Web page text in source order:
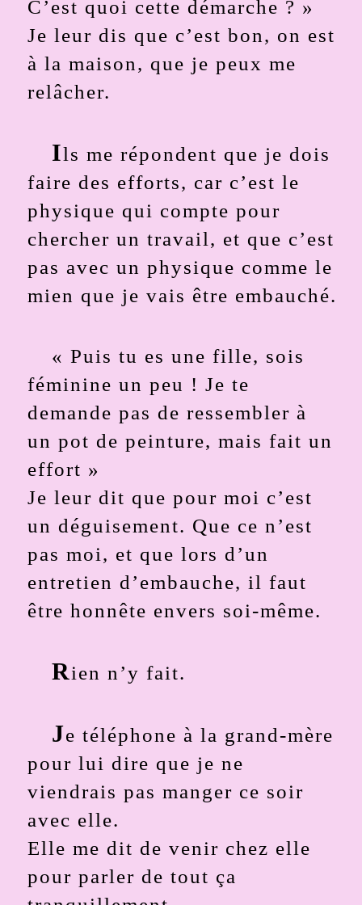
C’est quoi cette démarche ? »
Je leur dis que c’est bon, on est
à la maison, que je peux me
relâcher.
Ils me répondent que je dois
faire des efforts, car c’est le
physique qui compte pour
chercher un travail, et que c’est
pas avec un physique comme le
mien que je vais être embauché.
« Puis tu es une fille, sois
féminine un peu ! Je te
demande pas de ressembler à
un pot de peinture, mais fait un
effort »
Je leur dit que pour moi c’est
un déguisement. Que ce n’est
pas moi, et que lors d’un
entretien d’embauche, il faut
être honnête envers soi-même.
Rien n’y fait.
Je téléphone à la grand-mère
pour lui dire que je ne
viendrais pas manger ce soir
avec elle.
Elle me dit de venir chez elle
pour parler de tout ça